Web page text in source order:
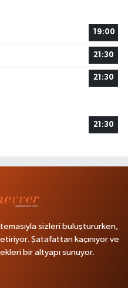
19:00
21:30
21:30
21:30
sizleri buluştururken,
Şatafattan kaçınıyor ve
bir altyapı sunuyor.